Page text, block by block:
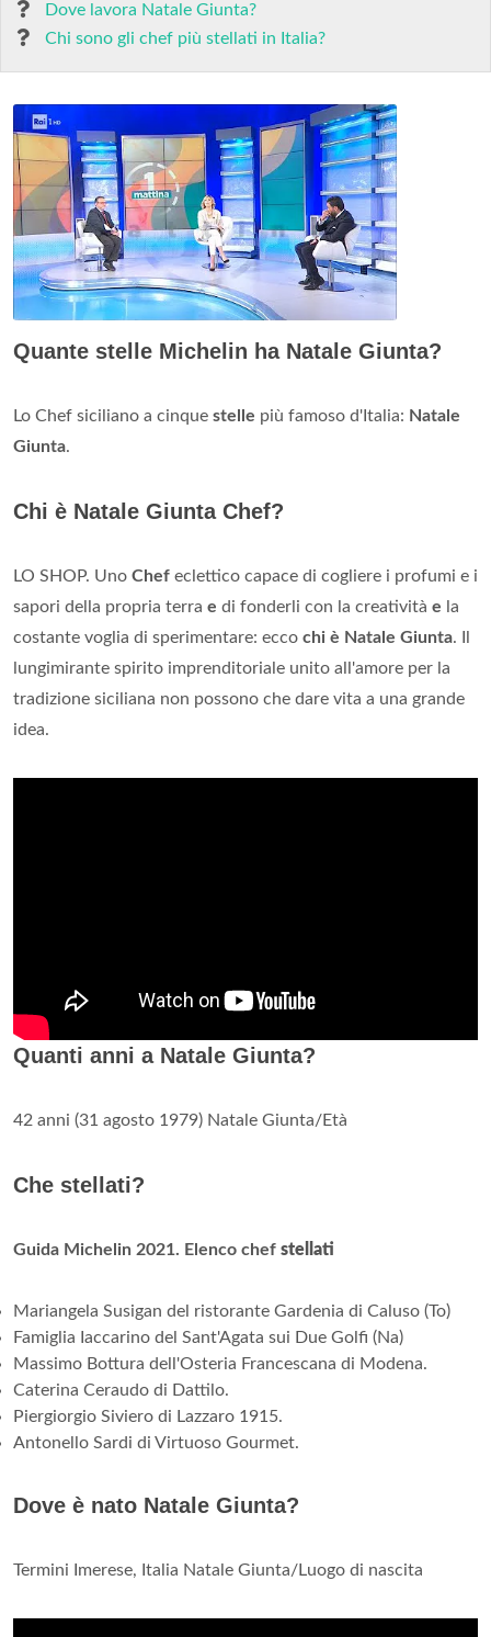
Dove lavora Natale Giunta?
Chi sono gli chef più stellati in Italia?
Quante stelle Michelin ha Natale Giunta?
Lo Chef siciliano a cinque stelle più famoso d'Italia: Natale
Giunta.
Chi è Natale Giunta Chef?
LO SHOP. Uno Chef eclettico capace di cogliere i profumi e i
sapori della propria terra e di fonderli con la creatività e la
costante voglia di sperimentare: ecco chi è Natale Giunta. Il
lungimirante spirito imprenditoriale unito all'amore per la
tradizione siciliana non possono che dare vita a una grande
idea.
Quanti anni a Natale Giunta?
42 anni (31 agosto 1979) Natale Giunta/Età
Che stellati?
Guida Michelin 2021. Elenco chef stellati
Mariangela Susigan del ristorante Gardenia di Caluso (To)
Famiglia Iaccarino del Sant'Agata sui Due Golfi (Na)
Massimo Bottura dell'Osteria Francescana di Modena.
Caterina Ceraudo di Dattilo.
Piergiorgio Siviero di Lazzaro 1915.
Antonello Sardi di Virtuoso Gourmet.
Dove è nato Natale Giunta?
Termini Imerese, Italia Natale Giunta/Luogo di nascita